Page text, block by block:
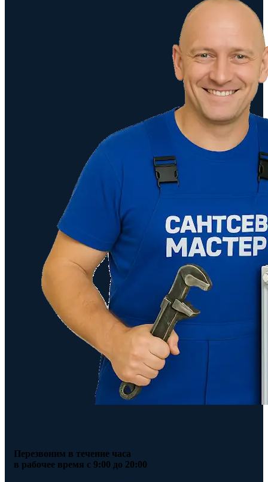
Перезвоним в течение часа
в рабочее время с 9:00 до 20:00